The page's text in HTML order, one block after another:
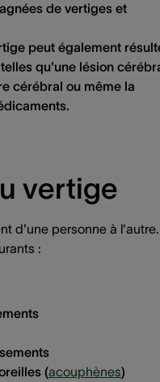
de vertiges et
peut également
qu'une lésion
cérébral ou même la
vertige
d'une personne à l'autre.
:
(acouphènes)